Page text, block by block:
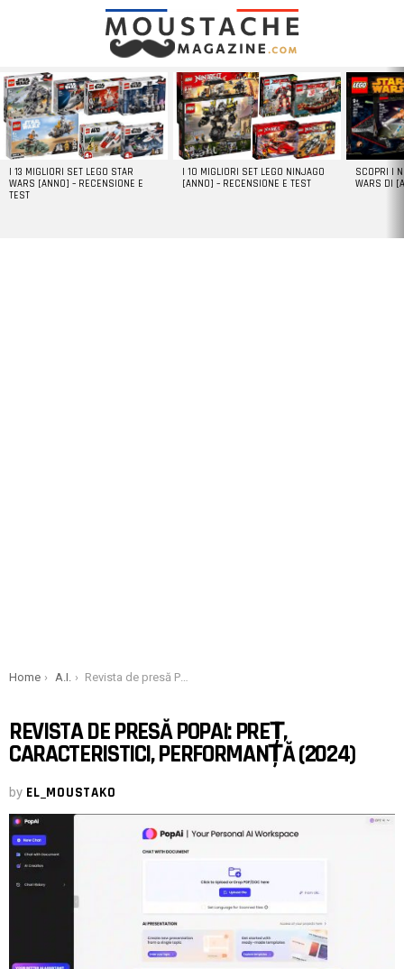
LATEST
STORIES
I 13 MIGLIORI SET LEGO STAR
WARS [ANNO] – RECENSIONE E
TEST
I 10 MIGLIORI SET LEGO NINJAGO
[ANNO] – RECENSIONE E TEST
SCOPRI I
WARS DI
You are here:
Home A.I. Revista de presă Popai: Preț, caracteristici, performanță (2024)
REVISTA DE PRESĂ POPAI: PREȚ,
CARACTERISTICI, PERFORMANȚĂ (2024)
by EL_MOUSTAKO